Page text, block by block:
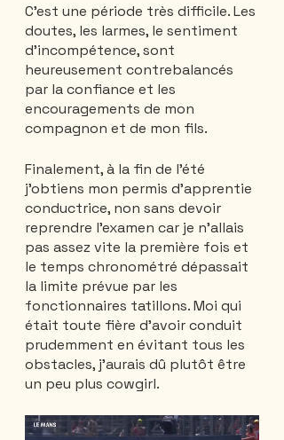
C'est une période très difficile. Les
doutes, les larmes, le sentiment
d'incompétence, sont
heureusement contrebalancés
par la confiance et les
encouragements de mon
compagnon et de mon fils.
Finalement, à la fin de l'été
j'obtiens mon permis d'apprentie
conductrice, non sans devoir
reprendre l'examen car je n'allais
pas assez vite la première fois et
le temps chronométré dépassait
la limite prévue par les
fonctionnaires tatillons. Moi qui
était toute fière d'avoir conduit
prudemment en évitant tous les
obstacles, j'aurais dû plutôt être
un peu plus cowgirl.